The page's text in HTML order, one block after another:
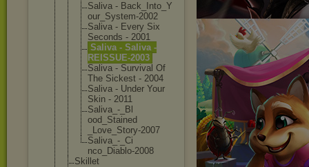
Saliva - Back_Into_Y
our_System-2002
Saliva - Every Six
Seconds - 2001
Saliva - Saliva -
REISSUE-2003
Saliva - Survival Of
The Sickest - 2004
Saliva - Under Your
Skin - 2011
Saliva_-_Bl
ood_Stained
_Love_Story-2007
Saliva_-_Ci
nco_Diablo-2008
Skillet